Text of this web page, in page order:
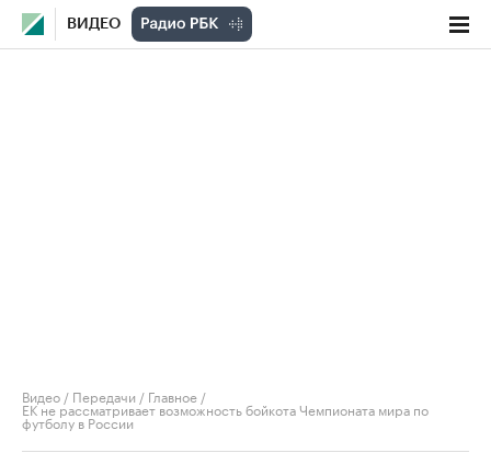
ВИДЕО
Видео / Передачи / Главное /
ЕК не рассматривает возможность бойкота Чемпионата мира по
футболу в России